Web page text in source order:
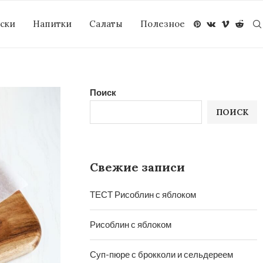
Напитки Салаты Полезное
Поиск
ПОИСК
Свежие записи
ТЕСТ Рисоблин с яблоком
Рисоблин с яблоком
Суп-пюре с брокколи и сельдереем